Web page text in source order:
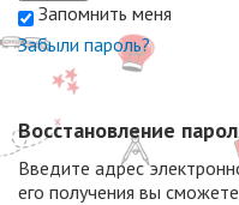
Запомнить меня
Забыли пароль?
Восстановление
Введите адрес
его получения вы